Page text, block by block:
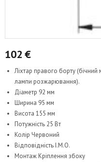
102 €
Ліхтар правого борту
лампи розжарювання).
Діаметр 92 мм
Ширина 95 мм
Висота 155 мм
Потужність 25 Вт
Колір Червоний
Відповідність I.M.O.
Монтаж Кріплення збоку